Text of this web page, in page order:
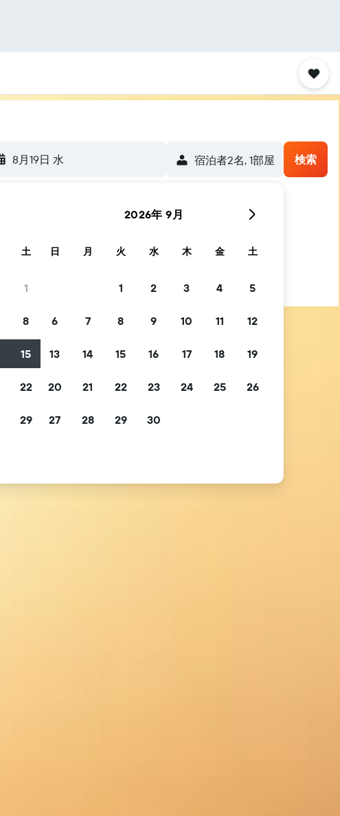
8月19日 水 宿泊者2名, 1​部屋 検索
土
1
8
15
22
29
2026年 9月
日 月 火 水 木 金 土
1 2 3 4 5
6 7 8 9 10 11 12
13 14 15 16 17 18 19
20 21 22 23 24 25 26
27 28 29 30